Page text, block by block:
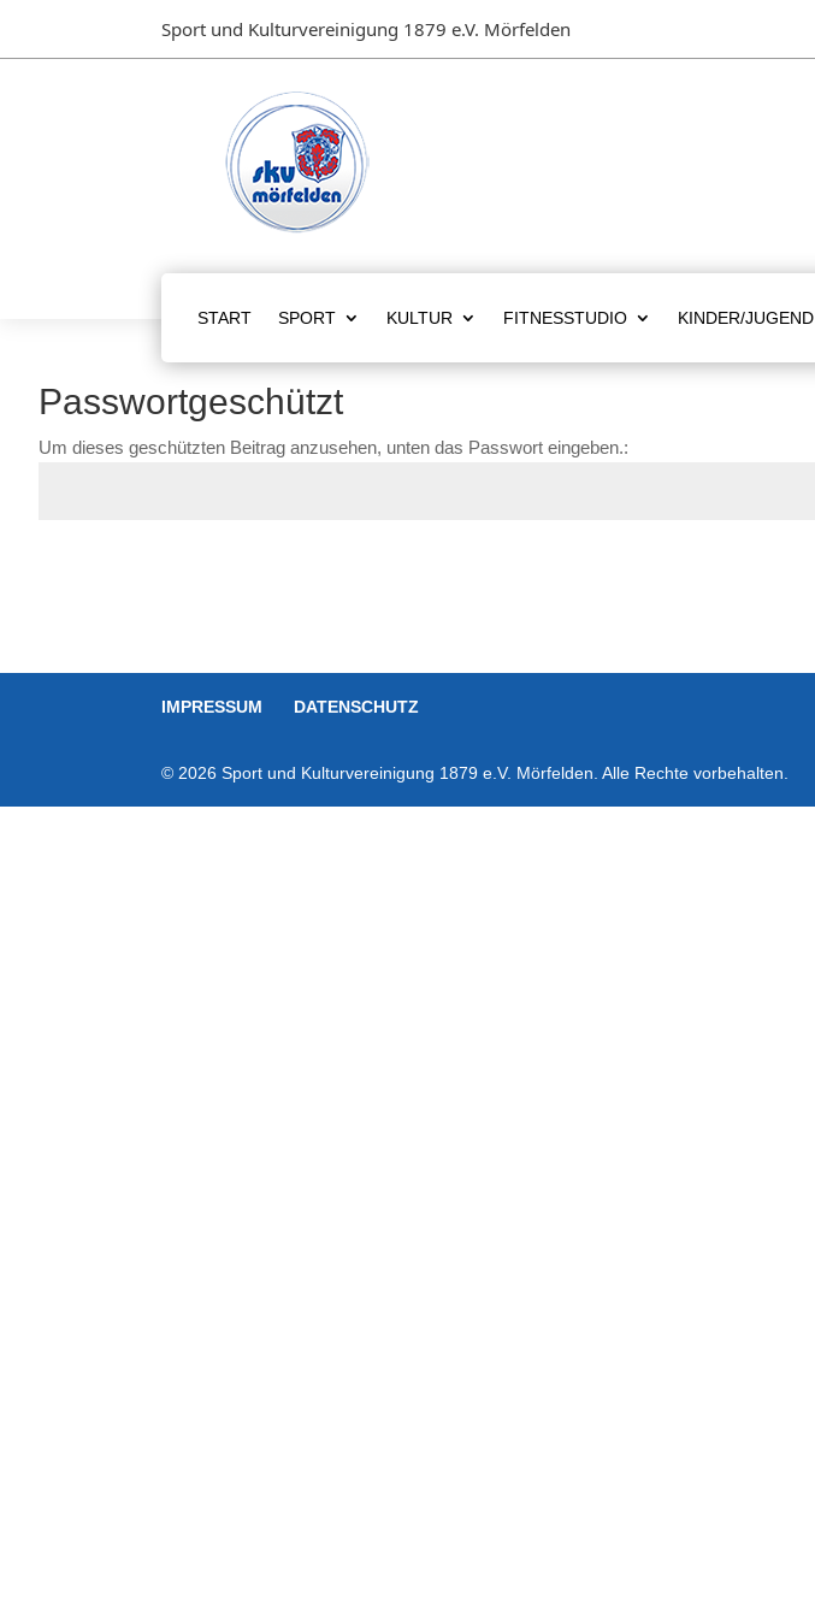
Sport und Kulturvereinigung 1879 e.V. Mörfelden
START SPORT KULTUR FITNESSTUDIO KINDER/JUGEND
Passwortgeschützt
Um dieses geschützten Beitrag anzusehen, unten das Passwort eingeben.:
IMPRESSUM DATENSCHUTZ
© 2026 Sport und Kulturvereinigung 1879 e.V. Mörfelden. Alle Rechte vorbehalten.